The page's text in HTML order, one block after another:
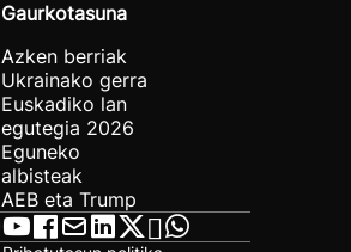
Gaurkotasuna
Azken berriak
Ukrainako gerra
Euskadiko lan
egutegia 2026
Eguneko
albisteak
AEB eta Trump